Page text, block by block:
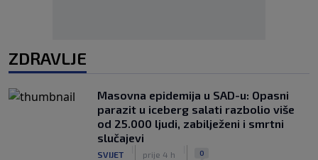
ZDRAVLJE
Masovna epidemija u SAD-u: Opasni
parazit u iceberg salati razbolio više
od 25.000 ljudi, zabilježeni i smrtni
slučajevi
SVIJET prije 4 h 0